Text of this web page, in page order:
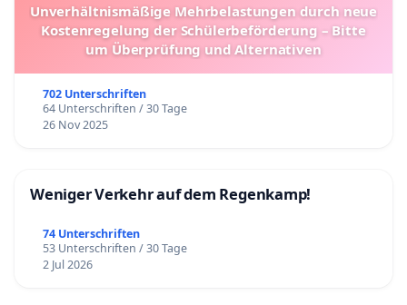
Unverhältnismäßige Mehrbelastungen durch neue
Kostenregelung der Schülerbeförderung – Bitte
um Überprüfung und Alternativen
702 Unterschriften
64 Unterschriften / 30 Tage
26 Nov 2025
Weniger Verkehr auf dem Regenkamp!
74 Unterschriften
53 Unterschriften / 30 Tage
2 Jul 2026